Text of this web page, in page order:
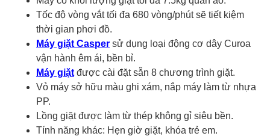
Tốc độ vòng vắt tối đa 680 vòng/phút sẽ tiết kiệm
thời gian phơi đồ.
Máy giặt Casper sử dụng loại động cơ dây Curoa
vận hành êm ái, bền bỉ.
Máy giặt được cài đặt sẵn 8 chương trình giặt.
Vỏ máy sở hữu màu ghi xám, nắp máy làm từ nhựa
PP.
Lồng giặt được làm từ thép không gỉ siêu bền.
Tính năng khác: Hẹn giờ giặt, khóa trẻ em.